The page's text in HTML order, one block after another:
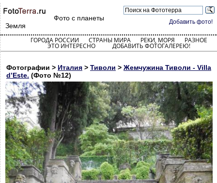
Добавить фото!
Фото с планеты
Земля
ГОРОДА РОССИИ СТРАНЫ МИРА РЕКИ, МОРЯ РАЗНОЕ
ЭТО ИНТЕРЕСНО ДОБАВИТЬ ФОТОГАЛЕРЕЮ!
Фотографии > Италия > Тиволи > Жемчужина Тиволи - Villa
d’Este. (Фото №12)